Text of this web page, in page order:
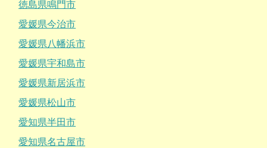
徳島県鳴門市
愛媛県今治市
愛媛県八幡浜市
愛媛県宇和島市
愛媛県新居浜市
愛媛県松山市
愛知県半田市
愛知県名古屋市